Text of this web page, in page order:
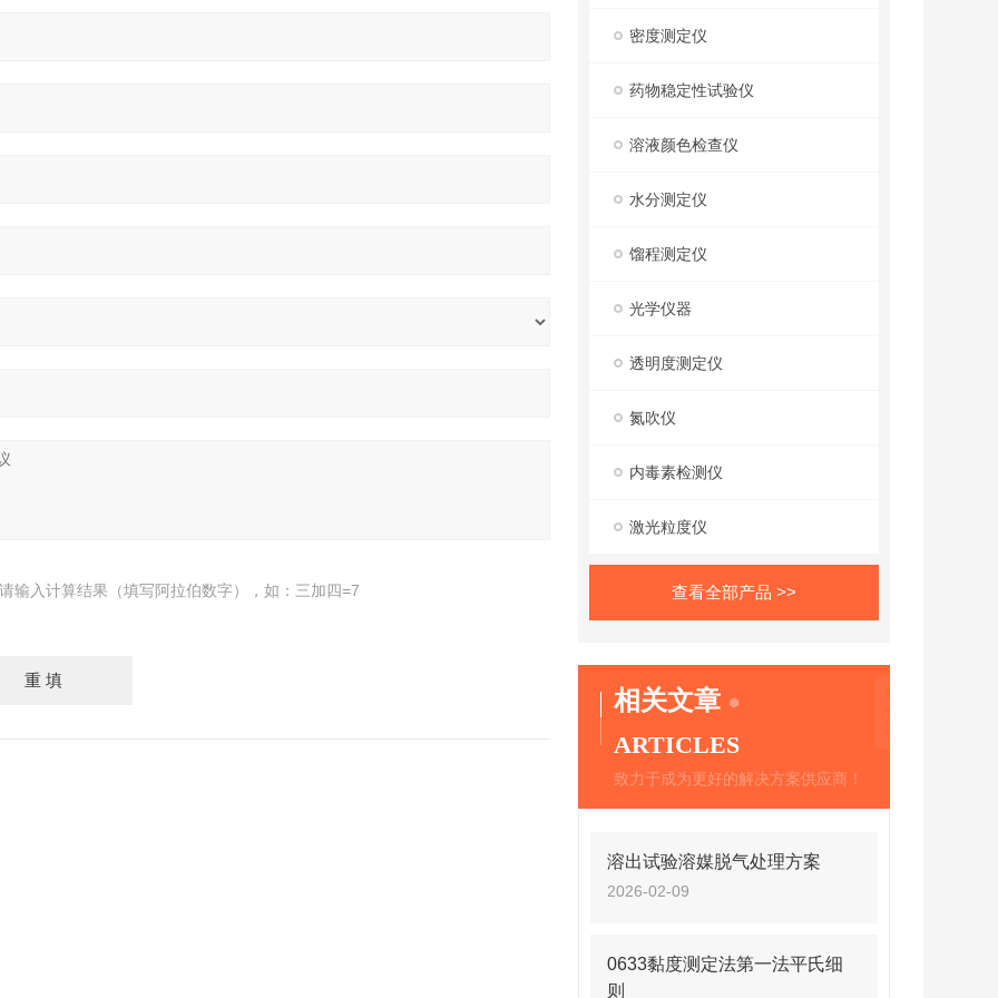
请输入计算结果（填写阿拉伯数字），如：三加四=7
密度测定仪
药物稳定性试验仪
溶液颜色检查仪
水分测定仪
馏程测定仪
光学仪器
透明度测定仪
氮吹仪
内毒素检测仪
激光粒度仪
查看全部产品 >>
相关文章
ARTICLES
致力于成为更好的解决方案供应商！
溶出试验溶媒脱气处理方案
2026-02-09
0633黏度测定法第一法平氏细
则